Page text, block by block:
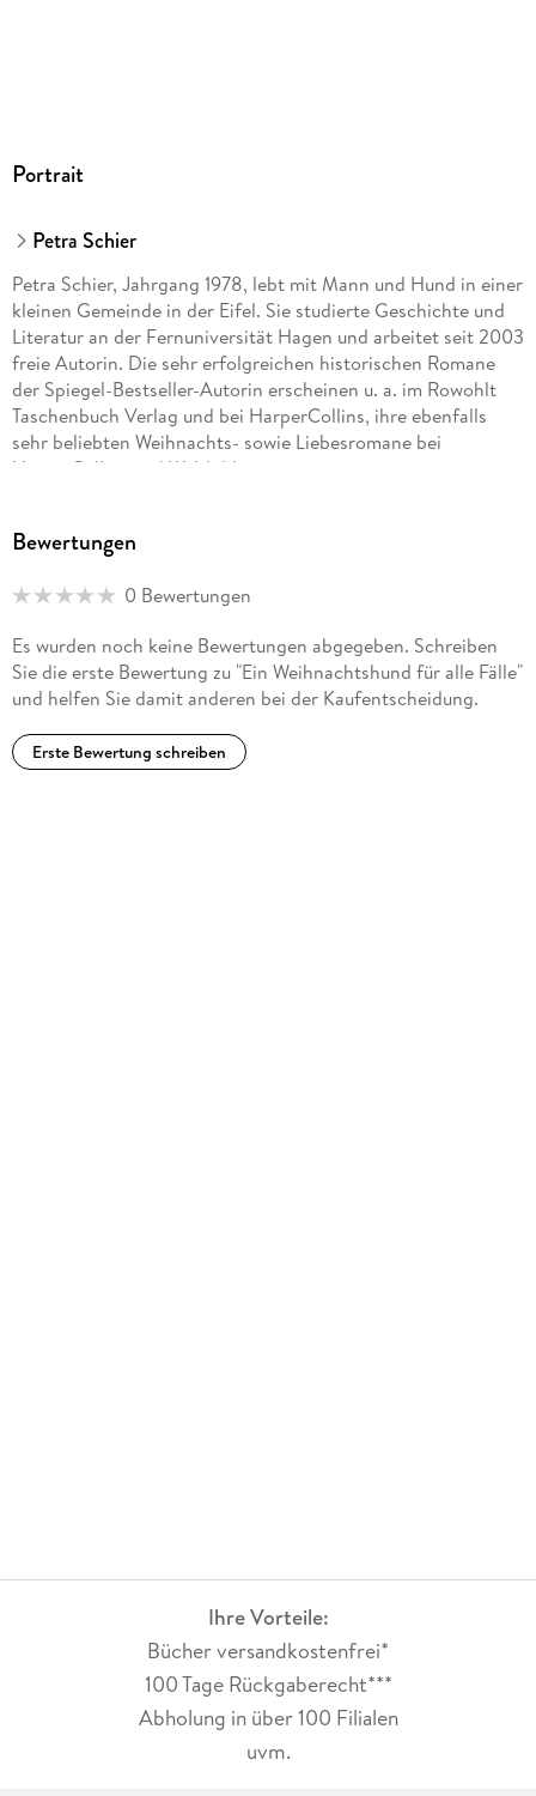
Portrait
Petra Schier
Petra Schier, Jahrgang 1978, lebt mit Mann und Hund in einer
kleinen Gemeinde in der Eifel. Sie studierte Geschichte und
Literatur an der Fernuniversität Hagen und arbeitet seit 2003
freie Autorin. Die sehr erfolgreichen historischen Romane
der Spiegel-Bestseller-Autorin erscheinen u. a. im Rowohlt
Taschenbuch Verlag und bei HarperCollins, ihre ebenfalls
sehr beliebten Weihnachts- sowie Liebesromane bei
HarperCollins und Weltbild.
verlagsunabhängig verschiedene erfolgreiche Buchserien,
Bewertungen
0 Bewertungen
Es wurden noch keine Bewertungen abgegeben. Schreiben
Sie die erste Bewertung zu "Ein Weihnachtshund für alle Fälle"
und helfen Sie damit anderen bei der Kaufentscheidung.
Erste Bewertung schreiben
Ihre Vorteile:
Bücher versandkostenfrei*
100 Tage Rückgaberecht***
Abholung in über 100 Filialen
uvm.